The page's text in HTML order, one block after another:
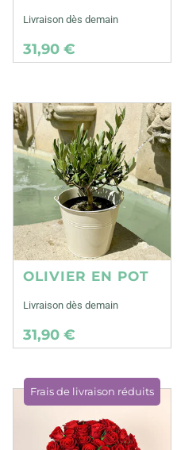
Livraison dès demain
31,90 €
OLIVIER EN POT
Livraison dès demain
31,90 €
Frais de livraison réduits